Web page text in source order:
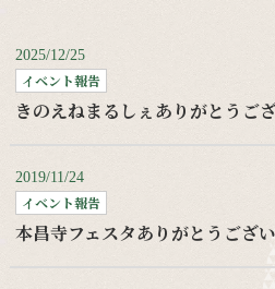
2025/12/25
イベント報告
きのえねまるしぇありがとうござ
2019/11/24
イベント報告
本昌寺フェスタありがとうござ